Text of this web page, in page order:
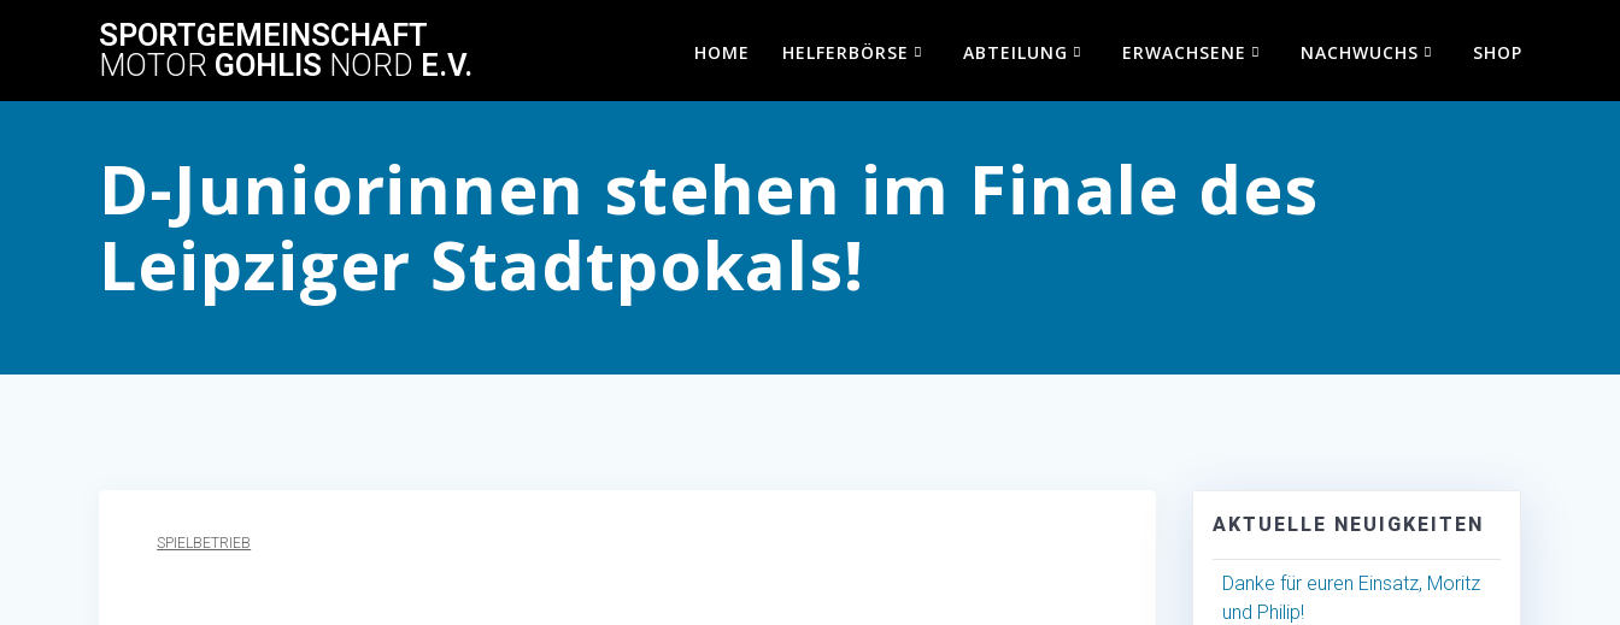
SPORTGEMEINSCHAFT
MOTOR GOHLIS NORD E.V. HOME HELFERBÖRSE ABTEILUNG ERWACHSENE NACHWUCHS SHOP
D-Juniorinnen stehen im Finale des
Leipziger Stadtpokals!
SPIELBETRIEB
AKTUELLE NEUIGKEITEN
Danke für euren Einsatz, Moritz
und Philip!